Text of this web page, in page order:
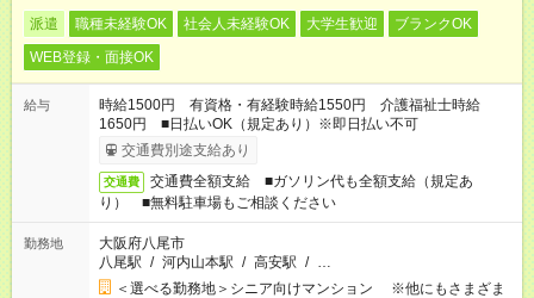
派遣 職種未経験OK 社会人未経験OK 大学生歓迎
ブランクOK
WEB登録・面接OK
給与
時給1500円 有資格・有経験時給1550円 介護福祉士時給
1650円 ■日払いOK（規定あり）※即日払い不可
交通費別途支給あり
交通費
交通費全額支給 ■ガソリン代も全額支給（規定あ
り） ■無料駐車場もご相談ください
勤務地
大阪府八尾市
八尾駅 / 河内山本駅 / 高安駅 / …
＜選べる勤務地＞シニア向けマンション ※他にもさまざま